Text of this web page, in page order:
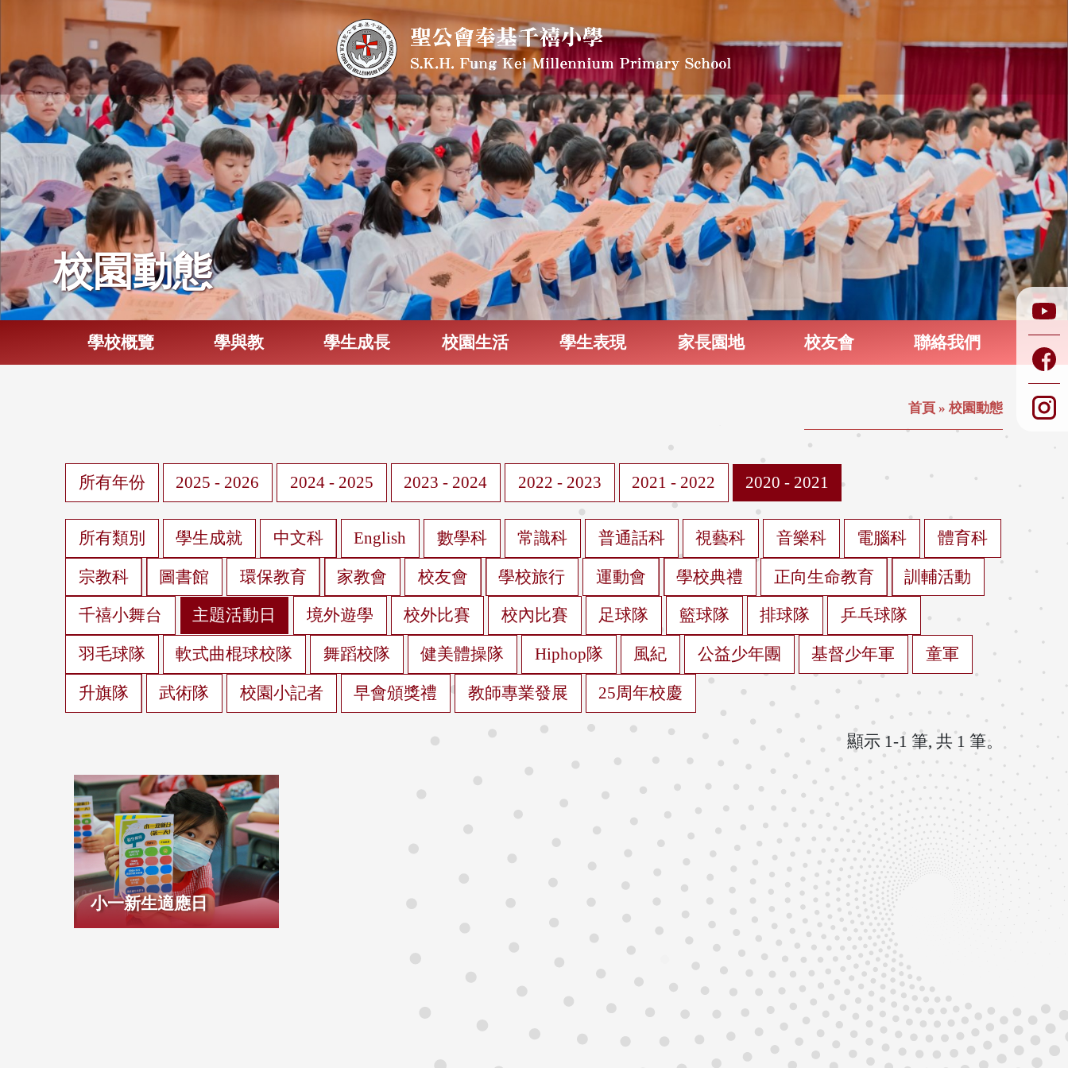
校園動態
學校概覽 學與教 學生成長 校園生活 學生表現 家長園地 校友會 聯絡我們
首頁 » 校園動態
所有年份 2025 - 2026 2024 - 2025 2023 - 2024 2022 - 2023 2021 - 2022 2020 - 2021
所有類別 學生成就 中文科 English 數學科 常識科 普通話科 視藝科 音樂科 電腦科 體育科
宗教科 圖書館 環保教育 家教會 校友會 學校旅行 運動會 學校典禮 正向生命教育 訓輔活動
千禧小舞台 主題活動日 境外遊學 校外比賽 校內比賽 足球隊 籃球隊 排球隊 乒乓球隊
羽毛球隊 軟式曲棍球校隊 舞蹈校隊 健美體操隊 Hiphop隊 風紀 公益少年團 基督少年軍 童軍
升旗隊 武術隊 校園小記者 早會頒獎禮 教師專業發展 25周年校慶
顯示 1-1 筆, 共 1 筆。
小一新生適應日